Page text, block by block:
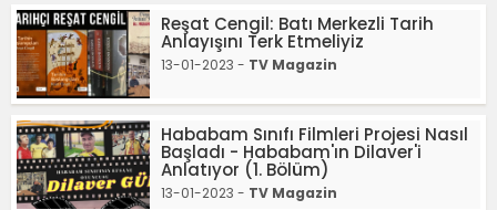
Reşat Cengil: Batı Merkezli Tarih
Anlayışını Terk Etmeliyiz
13-01-2023 - TV Magazin
Hababam Sınıfı Filmleri Projesi Nasıl
Başladı - Hababam'ın Dilaver'i
Anlatıyor (1. Bölüm)
13-01-2023 - TV Magazin